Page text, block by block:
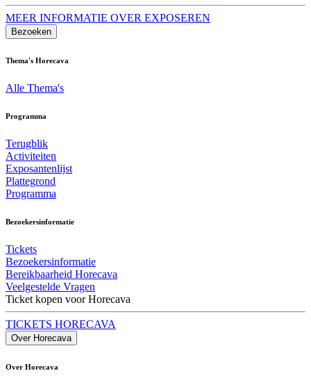
MEER INFORMATIE OVER EXPOSEREN
Bezoeken
Thema's Horecava
Alle Thema's
Programma
Terugblik
Activiteiten
Exposantenlijst
Plattegrond
Programma
Bezoekersinformatie
Tickets
Bezoekersinformatie
Bereikbaarheid Horecava
Veelgestelde Vragen
Ticket kopen voor Horecava
TICKETS HORECAVA
Over Horecava
Over Horecava